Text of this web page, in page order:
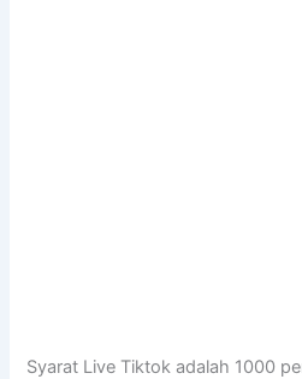
Syarat Live Tiktok adalah 1000